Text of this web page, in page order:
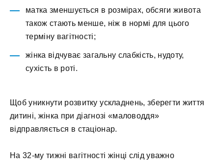
матка зменшується в розмірах, обсяги живота
також стають менше, ніж в нормі для цього
терміну вагітності;
жінка відчуває загальну слабкість, нудоту,
сухість в роті.
Щоб уникнути розвитку ускладнень, зберегти життя
дитині, жінка при діагнозі «маловоддя»
відправляється в стаціонар.
На 32-му тижні вагітності жінці слід уважно